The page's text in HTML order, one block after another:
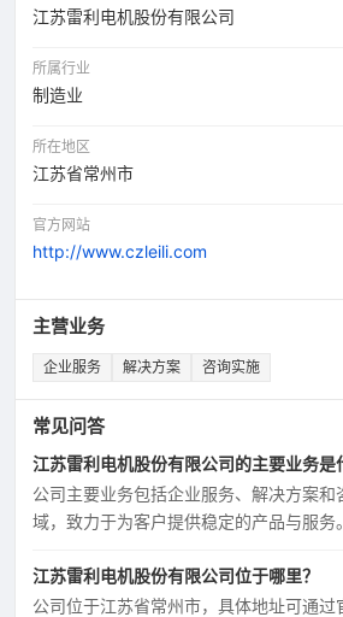
江苏雷利电机股份有限公司
所属行业
制造业
所在地区
江苏省常州市
官方网站
http://www.czleili.com
主营业务
企业服务 解决方案 咨询实施
常见问答
江苏雷利电机股份有限公司的主要业务是
公司主要业务包括企业服务、解决方案
域，致力于为客户提供稳定的产品与服务。
江苏雷利电机股份有限公司位于哪里？
公司位于江苏省常州市，具体地址可通过